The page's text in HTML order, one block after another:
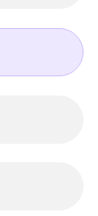
体向け